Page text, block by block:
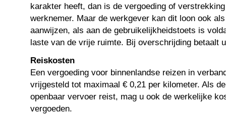
karakter heeft, dan is de vergoeding of
werknemer. Maar de werkgever kan dit loon ook
aanwijzen, als aan de gebruikelijkheidstoets is
laste van de vrije ruimte. Bij overschrijding betaalt
Reiskosten
Een vergoeding voor binnenlandse reizen in
vrijgesteld tot maximaal € 0,21 per kilometer. Als
openbaar vervoer reist, mag u ook de werkelijke
vergoeden.